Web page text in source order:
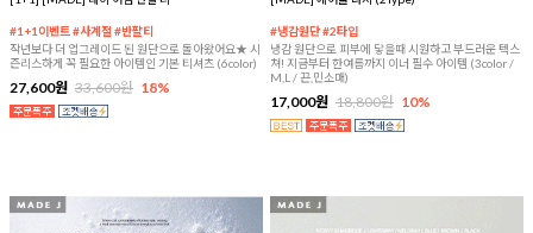
#1+1이벤트 #사계절 #반팔티
작년보다 더 업그레이드 된 원단으로 돌아왔어요★ 시
즌리스하게 꼭 필요한 아이템인 기본 티셔츠 (6color)
27,600원 33,600원 18%
#냉감원단 #2타입
냉감 원단으로 피부에 닿을때 시원하고 부드러운 텍스
쳐! 지금부터 한여름까지 이너 필수 아이템 (3color /
M,L / 끈,민소매)
17,000원 18,800원 10%